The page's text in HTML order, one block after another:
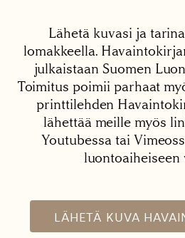
Lähetä kuvasi ja
lomakkeella.
julkaistaan Suomen
Toimitus poimii parhaat
printtilehden
lähettää meille myös
Youtubessa tai
luontoaiheiseen
LÄHETÄ KUVA